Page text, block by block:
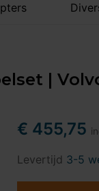
|
€ 455,75
Levertijd 3-5